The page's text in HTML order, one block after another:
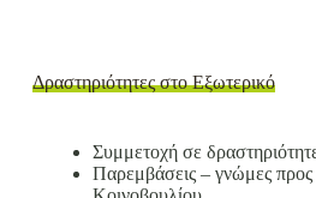
Δραστηριότητες στο Εξωτερικό
Συμμετοχή σε
Παρεμβάσεις – γνώμες